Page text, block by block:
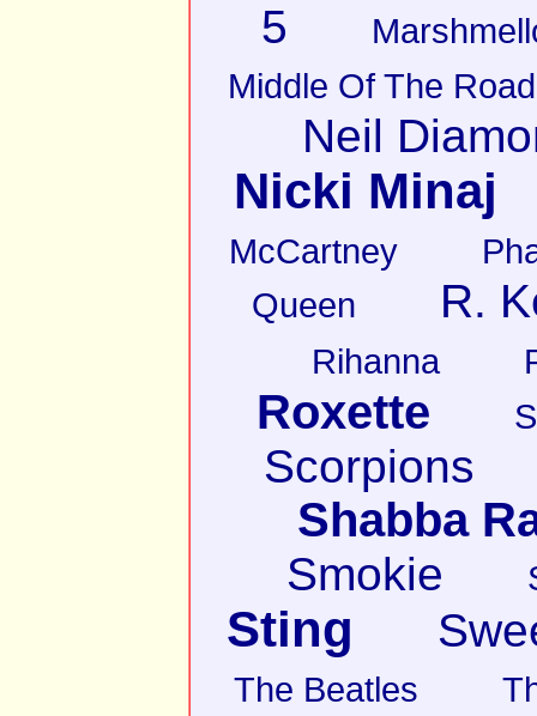
5
Middle Of The Road
Neil
Nicki Minaj
McCartney
Queen
R.
Rihanna
Roxette
Scorpions
Shabba
Smokie
Sting
The Beatles